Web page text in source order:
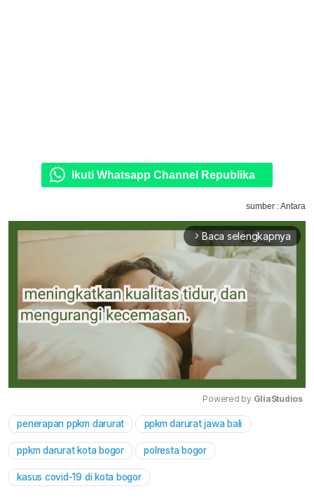
Ikuti Whatsapp Channel Republika
sumber : Antara
arrow_forward_ios Baca selengkapnya
Powered by GliaStudios
penerapan ppkm darurat ppkm darurat jawa bali
ppkm darurat kota bogor polresta bogor
kasus covid-19 di kota bogor